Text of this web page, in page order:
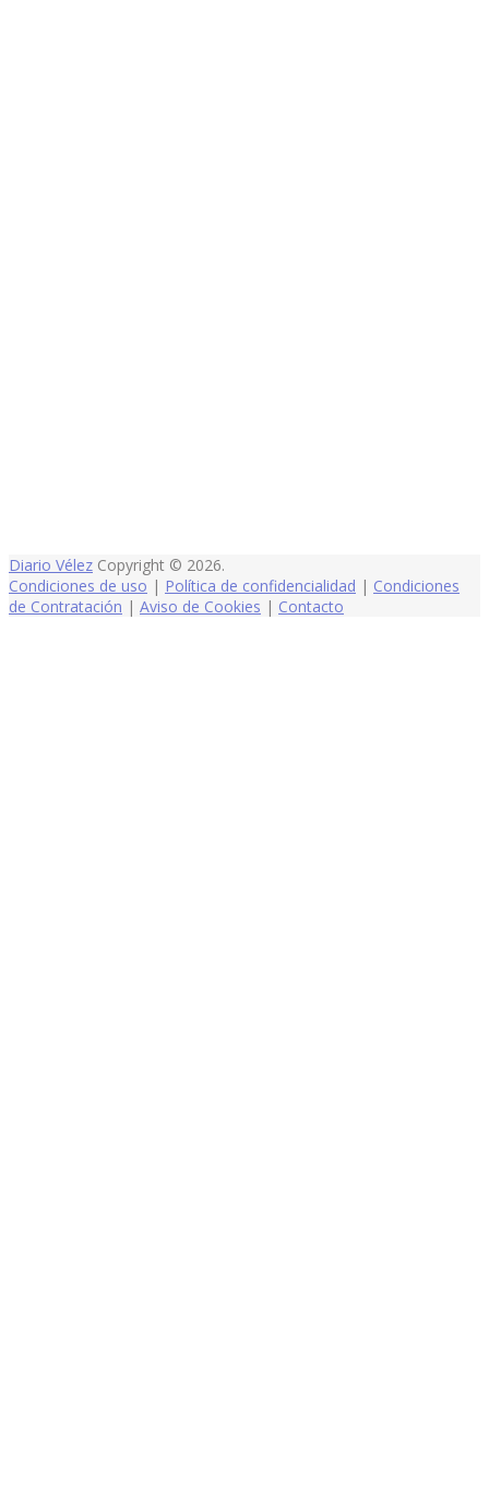
Diario Vélez Copyright © 2026.
Condiciones de uso | Política de confidencialidad | Condiciones
de Contratación | Aviso de Cookies | Contacto